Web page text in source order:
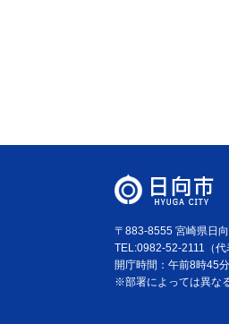
〒883-8555 宮崎県日
TEL:0982-52-2111（代
開庁時間：午前8時45
※部署によっては異な